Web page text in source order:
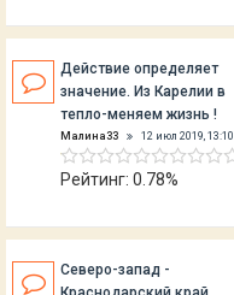
Действие определяет
значение. Из Карелии в
тепло-меняем жизнь !
Малина33 12 июл 2019, 13:10
Рейтинг: 0.78%
Северо-запад -